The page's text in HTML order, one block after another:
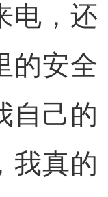
电，还
的安全
自己的
我真的